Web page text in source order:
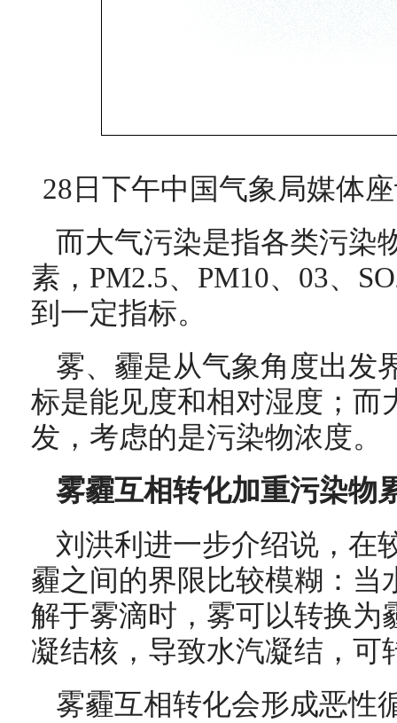
28日下午中国气象局媒体
而大气污染是指各类污染
素，PM2.5、PM10、03、
到一定指标。
雾、霾是从气象角度出发
标是能见度和相对湿度；而
发，考虑的是污染物浓度。
雾霾互相转化加重污染物
刘洪利进一步介绍说，在
霾之间的界限比较模糊：当
解于雾滴时，雾可以转换为
凝结核，导致水汽凝结，可
雾霾互相转化会形成恶性